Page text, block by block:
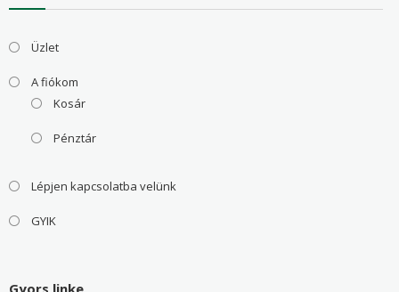
Üzlet
A fiókom
Kosár
Pénztár
Lépjen kapcsolatba velünk
GYIK